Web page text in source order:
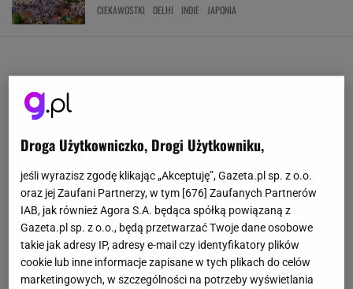
CIEKAWOSTKI DELHI INDIE JAPONIA
Droga Użytkowniczko, Drogi Użytkowniku,
jeśli wyrazisz zgodę klikając „Akceptuję”, Gazeta.pl sp. z o.o.
oraz jej Zaufani Partnerzy, w tym [676] Zaufanych Partnerów
IAB, jak również Agora S.A. będąca spółką powiązaną z
Gazeta.pl sp. z o.o., będą przetwarzać Twoje dane osobowe
takie jak adresy IP, adresy e-mail czy identyfikatory plików
cookie lub inne informacje zapisane w tych plikach do celów
marketingowych, w szczególności na potrzeby wyświetlania